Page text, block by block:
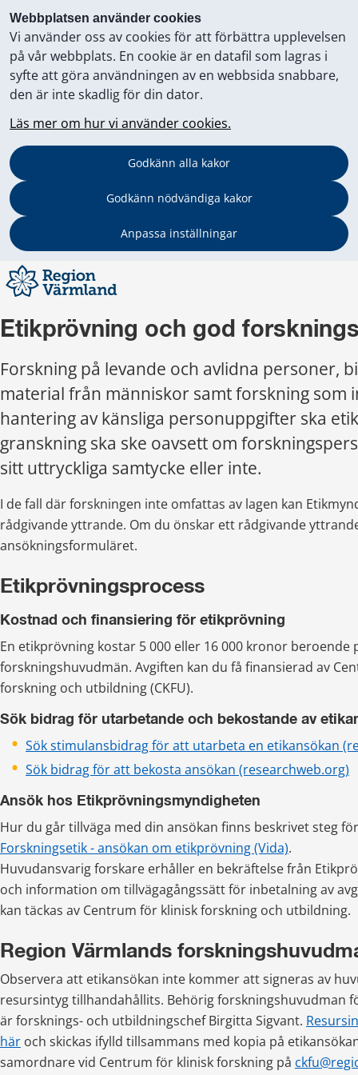
Webbplatsen använder cookies
Vi använder oss av cookies för att förbättra upplevelsen
på vår webbplats. En cookie är en datafil som lagras i
syfte att göra användningen av en webbsida snabbare,
den är inte skadlig för din dator.
Läs mer om hur vi använder cookies.
Godkänn alla kakor
Godkänn nödvändiga kakor
Anpassa inställningar
Etikprövning och god
Forskning på levande och avlidna personer,
material från människor samt forskning som
hantering av känsliga personuppgifter ska
granskning ska ske oavsett om
sitt uttryckliga samtycke eller inte.
I de fall där forskningen inte omfattas av lagen kan
rådgivande yttrande. Om du önskar ett rådgivande
ansökningsformuläret.
Etikprövningsprocess
Kostnad och finansiering för etikprövning
En etikprövning kostar 5 000 eller 16 000 kronor beroende
forskningshuvudmän. Avgiften kan du få finansierad av
forskning och utbildning (CKFU).
Sök bidrag för utarbetande och bekostande av
Sök stimulansbidrag för att utarbeta en etikansökan
Sök bidrag för att bekosta ansökan (researchweb.org)
Ansök hos Etikprövningsmyndigheten
Hur du går tillväga med din ansökan finns beskrivet steg
Forskningsetik - ansökan om etikprövning (Vida).
Huvudansvarig forskare erhåller en bekräftelse från
och information om tillvägagångssätt för inbetalning av
kan täckas av Centrum för klinisk forskning och utbildning.
Region Värmlands
Observera att etikansökan inte kommer att signeras av
resursintyg tillhandahållits. Behörig forskningshuvudman
är forsknings- och utbildningschef Birgitta Sigvant.
härpdf, 108 kB.
och skickas ifylld tillsammans med kopia på
samordnare vid Centrum för klinisk forskning på